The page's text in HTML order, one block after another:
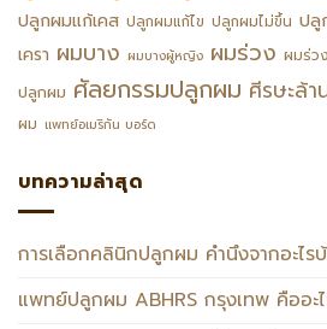
ปลูกผมแก้เคส ปลูกผมแก้ไข ปลูกผมไม่ขึ้น ปลู
เครา ผมบาง ผมบางผู้หญิง ผมร่วง ผมร่ว
ปลูกผม ศัลยกรรมปลูกผม ศีรษะล้า
ผม แพทย์อเมริกัน บอร์ด
บทความล่าสุด
การเลือกคลินิกปลูกผม คำนึงจากอะไร
แพทย์ปลูกผม ABHRS กรุงเทพ คืออะ